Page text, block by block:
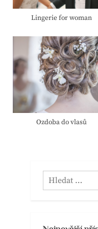
Lingerie for woman
Ozdoba do vlasů
Vyhledávání